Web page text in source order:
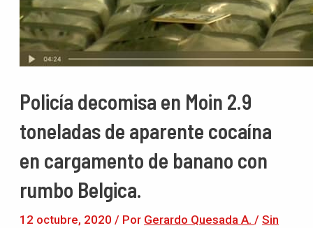
Policía decomisa en Moin 2.9
toneladas de aparente cocaína
en cargamento de banano con
rumbo Belgica.
12 octubre, 2020 / Por Gerardo Quesada A. / Sin